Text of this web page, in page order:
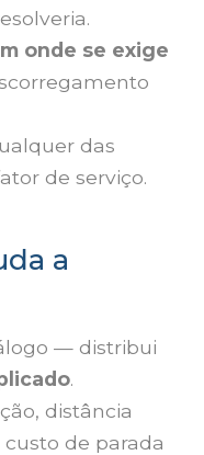
onde se exige
das
de serviço.
a
— distribui
.
distância
de parada